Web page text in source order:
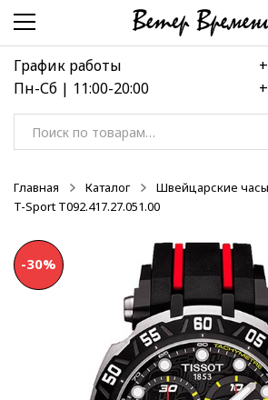
Перейти
навигации
Перейти
содержимому
График работы
Пн-Сб | 11:00-20:00
Искать:
Главная Каталог Швейцарские часы
T-Sport T092.417.27.051.00
-30%